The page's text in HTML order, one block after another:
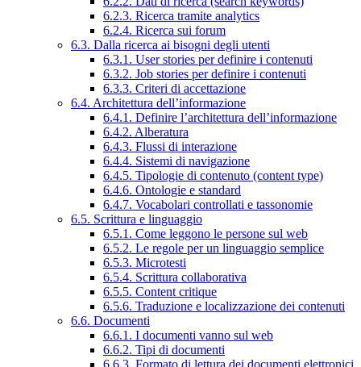
6.2.3. Ricerca tramite analytics
6.2.4. Ricerca sui forum
6.3. Dalla ricerca ai bisogni degli utenti
6.3.1. User stories per definire i contenuti
6.3.2. Job stories per definire i contenuti
6.3.3. Criteri di accettazione
6.4. Architettura dell’informazione
6.4.1. Definire l’architettura dell’informazione
6.4.2. Alberatura
6.4.3. Flussi di interazione
6.4.4. Sistemi di navigazione
6.4.5. Tipologie di contenuto (content type)
6.4.6. Ontologie e standard
6.4.7. Vocabolari controllati e tassonomie
6.5. Scrittura e linguaggio
6.5.1. Come leggono le persone sul web
6.5.2. Le regole per un linguaggio semplice
6.5.3. Microtesti
6.5.4. Scrittura collaborativa
6.5.5. Content critique
6.5.6. Traduzione e localizzazione dei contenuti
6.6. Documenti
6.6.1. I documenti vanno sul web
6.6.2. Tipi di documenti
6.6.3. Formato di lettura dei documenti elettronici